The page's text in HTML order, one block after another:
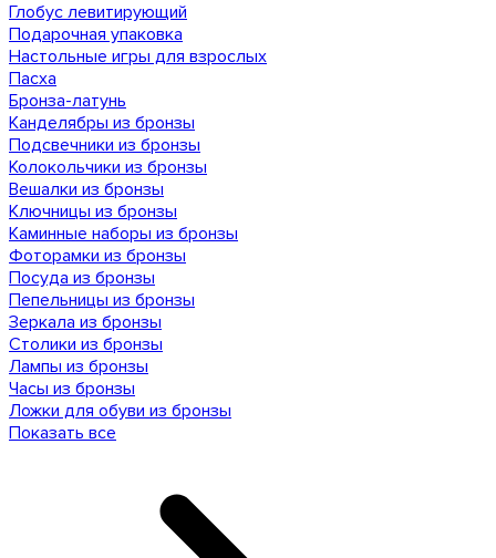
Глобус левитирующий
Подарочная упаковка
Настольные игры для взрослых
Пасха
Бронза-латунь
Канделябры из бронзы
Подсвечники из бронзы
Колокольчики из бронзы
Вешалки из бронзы
Ключницы из бронзы
Каминные наборы из бронзы
Фоторамки из бронзы
Посуда из бронзы
Пепельницы из бронзы
Зеркала из бронзы
Столики из бронзы
Лампы из бронзы
Часы из бронзы
Ложки для обуви из бронзы
Показать все